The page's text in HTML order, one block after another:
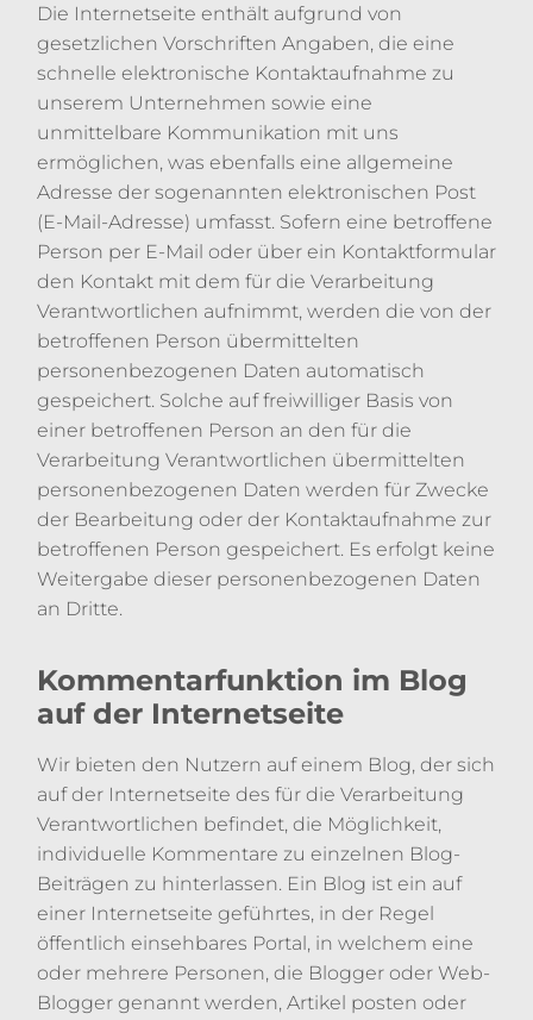
Die Internetseite enthält aufgrund von
gesetzlichen Vorschriften Angaben, die eine
schnelle elektronische Kontaktaufnahme zu
unserem Unternehmen sowie eine
unmittelbare Kommunikation mit uns
ermöglichen, was ebenfalls eine allgemeine
Adresse der sogenannten elektronischen Post
(E-Mail-Adresse) umfasst. Sofern eine betroffene
Person per E-Mail oder über ein Kontaktformular
den Kontakt mit dem für die Verarbeitung
Verantwortlichen aufnimmt, werden die von der
betroffenen Person übermittelten
personenbezogenen Daten automatisch
gespeichert. Solche auf freiwilliger Basis von
einer betroffenen Person an den für die
Verarbeitung Verantwortlichen übermittelten
personenbezogenen Daten werden für Zwecke
der Bearbeitung oder der Kontaktaufnahme zur
betroffenen Person gespeichert. Es erfolgt keine
Weitergabe dieser personenbezogenen Daten
an Dritte.
Kommentarfunktion im Blog
auf der Internetseite
Wir bieten den Nutzern auf einem Blog, der sich
auf der Internetseite des für die Verarbeitung
Verantwortlichen befindet, die Möglichkeit,
individuelle Kommentare zu einzelnen Blog-
Beiträgen zu hinterlassen. Ein Blog ist ein auf
einer Internetseite geführtes, in der Regel
öffentlich einsehbares Portal, in welchem eine
oder mehrere Personen, die Blogger oder Web-
Blogger genannt werden, Artikel posten oder